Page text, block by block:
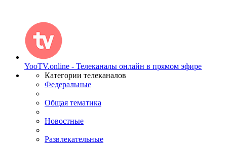
YooTV.online - Телеканалы онлайн в прямом эфире
Категории телеканалов
Федеральные
Общая тематика
Новостные
Развлекательные